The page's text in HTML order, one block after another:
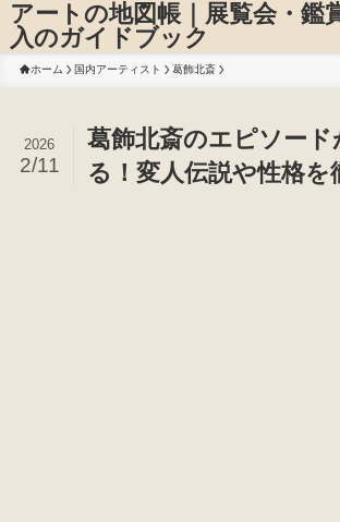
アートの地図帳｜展覧会・鑑
入のガイドブック
ホーム 国内アーティスト 葛飾北斎
葛飾北斎のエピソード
る！変人伝説や性格を
2026
2/11